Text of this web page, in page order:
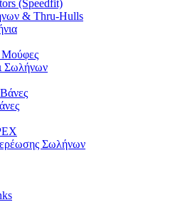
(Speedfit)
& Thru-Hulls
Σωλήνων
Σωλήνων